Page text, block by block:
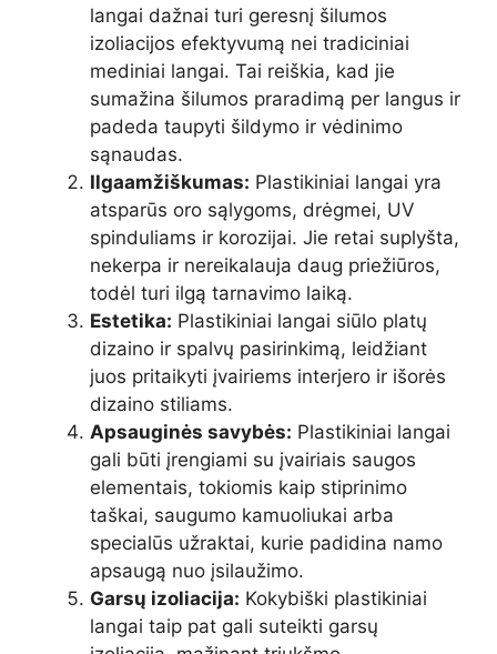
langai dažnai turi geresnį šilumos
izoliacijos efektyvumą nei tradiciniai
mediniai langai. Tai reiškia, kad jie
sumažina šilumos praradimą per langus ir
padeda taupyti šildymo ir vėdinimo
sąnaudas.
Ilgaamžiškumas: Plastikiniai langai yra
atsparūs oro sąlygoms, drėgmei, UV
spinduliams ir korozijai. Jie retai suplyšta,
nekerpa ir nereikalauja daug priežiūros,
todėl turi ilgą tarnavimo laiką.
Estetika: Plastikiniai langai siūlo platų
dizaino ir spalvų pasirinkimą, leidžiant
juos pritaikyti įvairiems interjero ir išorės
dizaino stiliams.
Apsauginės savybės: Plastikiniai langai
gali būti įrengiami su įvairiais saugos
elementais, tokiomis kaip stiprinimo
taškai, saugumo kamuoliukai arba
specialūs užraktai, kurie padidina namo
apsaugą nuo įsilaužimo.
Garsų izoliacija: Kokybiški plastikiniai
langai taip pat gali suteikti garsų